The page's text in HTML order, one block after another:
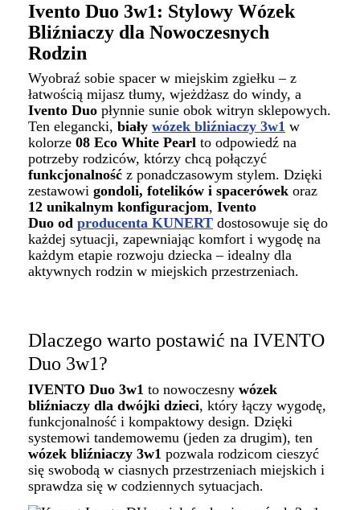
Ivento Duo 3w1: Stylowy Wózek
Bliźniaczy dla Nowoczesnych
Rodzin
Wyobraź sobie spacer w miejskim zgiełku – z
łatwością mijasz tłumy, wjeżdżasz do windy, a
Ivento Duo płynnie sunie obok witryn sklepowych.
Ten elegancki, biały wózek bliźniaczy 3w1 w
kolorze 08 Eco White Pearl to odpowiedź na
potrzeby rodziców, którzy chcą połączyć
funkcjonalność z ponadczasowym stylem. Dzięki
zestawowi gondoli, fotelików i spacerówek oraz
12 unikalnym konfiguracjom, Ivento
Duo od producenta KUNERT dostosowuje się do
każdej sytuacji, zapewniając komfort i wygodę na
każdym etapie rozwoju dziecka – idealny dla
aktywnych rodzin w miejskich przestrzeniach.
Dlaczego warto postawić na IVENTO
Duo 3w1?
IVENTO Duo 3w1 to nowoczesny wózek
bliźniaczy dla dwójki dzieci, który łączy wygodę,
funkcjonalność i kompaktowy design. Dzięki
systemowi tandemowemu (jeden za drugim), ten
wózek bliźniaczy 3w1 pozwala rodzicom cieszyć
się swobodą w ciasnych przestrzeniach miejskich i
sprawdza się w codziennych sytuacjach.